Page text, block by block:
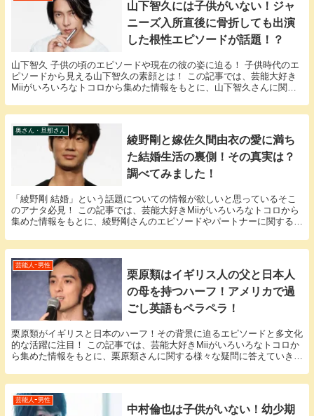
山下智久には子供がいない！ジャ
ニーズ入所直後に骨折しても出演
した根性エピソードが話題！？
山下智久 子供の頃のエピソードや現在の彼の姿に迫る！ 子供時代のエ
ピソードから見える山下智久の素顔とは！ この記事では、芸能大好き
Miiがいろいろなトコロから集めた情報をもとに、山下智久さんに関す
奥さん・旦那さん
綾野剛と嫁佐久間由衣の愛に満ち
た結婚生活の裏側！その真実は？
調べてみました！
「綾野剛 結婚」という話題についての情報が欲しいと思っているそこ
のアナタ必見！ この記事では、芸能大好きMiiがいろいろなトコロから
集めた情報をもとに、綾野剛さんのエピソードやパートナーに関する
芸能人ｰ男性
栗原類はイギリス人の父と日本人
の母を持つハーフ！アメリカで過
ごし英語もペラペラ！
栗原類がイギリスと日本のハーフ！その背景に迫るエピソードと多文化
的な活躍に注目！ この記事では、芸能大好きMiiがいろいろなトコロか
ら集めた情報をもとに、栗原類さんに関する様々な疑問に答えていきま
芸能人ｰ男性
中村倫也は子供がいない！幼少期